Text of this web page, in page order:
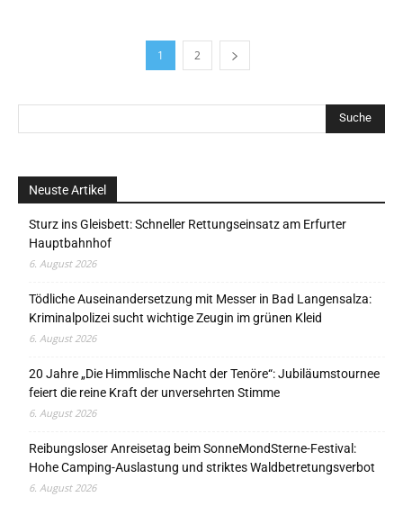
1 2
Neuste Artikel
Sturz ins Gleisbett: Schneller Rettungseinsatz am Erfurter
Hauptbahnhof
6. August 2026
Tödliche Auseinandersetzung mit Messer in Bad Langensalza:
Kriminalpolizei sucht wichtige Zeugin im grünen Kleid
6. August 2026
20 Jahre „Die Himmlische Nacht der Tenöre“: Jubiläumstournee
feiert die reine Kraft der unversehrten Stimme
6. August 2026
Reibungsloser Anreisetag beim SonneMondSterne-Festival:
Hohe Camping-Auslastung und striktes Waldbetretungsverbot
6. August 2026